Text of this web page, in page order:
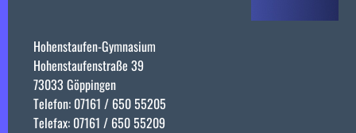
Hohenstaufen-Gymnasium
Hohenstaufenstraße 39
73033 Göppingen
Telefon: 07161 / 650 55205
Telefax: 07161 / 650 55209